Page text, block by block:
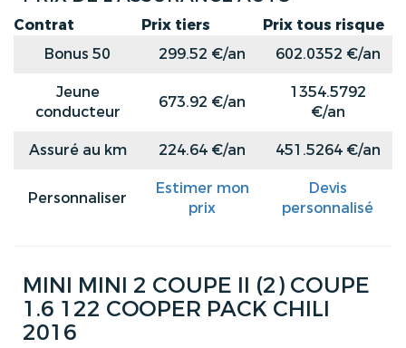
Contrat Prix tiers
Prix tous risque
Bonus 50
299.52 €/an
602.0352 €/an
Jeune
conducteur
673.92 €/an
1354.5792
€/an
Assuré au km
224.64 €/an 451.5264 €/an
Personnaliser
Estimer mon
prix
Devis
personnalisé
MINI MINI 2 COUPE II (2) COUPE
1.6 122 COOPER PACK CHILI
2016